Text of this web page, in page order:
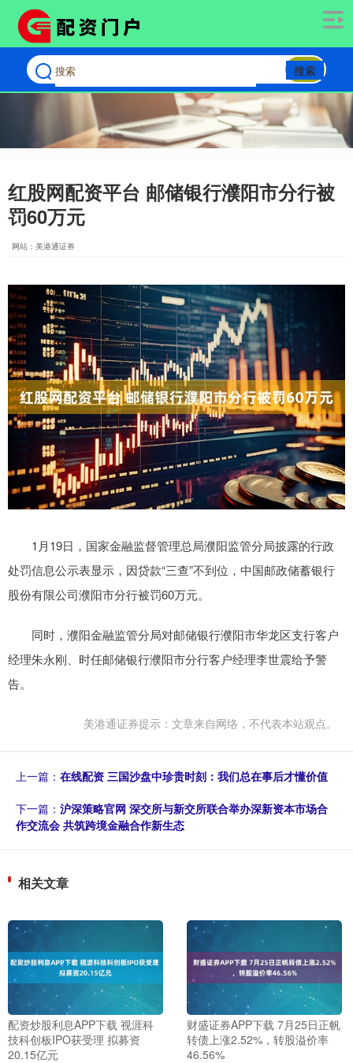
搜索
红股网配资平台 邮储银行濮阳市分行被
罚60万元
网站：美港通证券
1月19日，国家金融监督管理总局濮阳监管分局披露的行政
处罚信息公示表显示，因贷款“三查”不到位，中国邮政储蓄银行
股份有限公司濮阳市分行被罚60万元。
同时，濮阳金融监管分局对邮储银行濮阳市华龙区支行客户
经理朱永刚、时任邮储银行濮阳市分行客户经理李世震给予警
告。
美港通证券提示：文章来自网络，不代表本站观点。
上一篇： 在线配资 三国沙盘中珍贵时刻：我们总在事后才懂价值
下一篇： 沪深策略官网 深交所与新交所联合举办深新资本市场合
作交流会 共筑跨境金融合作新生态
相关文章
配资炒股利息APP下载 视涯科
技科创板IPO获受理 拟募资
20.15亿元
财盛证券APP下载 7月25日正帆
转债上涨2.52%，转股溢价率
46.56%